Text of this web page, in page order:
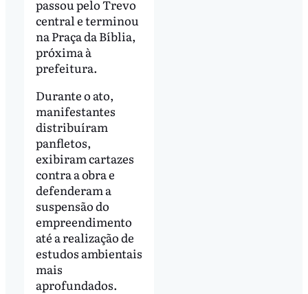
passou pelo Trevo
central e terminou
na Praça da Bíblia,
próxima à
prefeitura.
Durante o ato,
manifestantes
distribuíram
panfletos,
exibiram cartazes
contra a obra e
defenderam a
suspensão do
empreendimento
até a realização de
estudos ambientais
mais
aprofundados.